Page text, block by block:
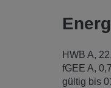
HWB A,
fGEE A,
gültig bis